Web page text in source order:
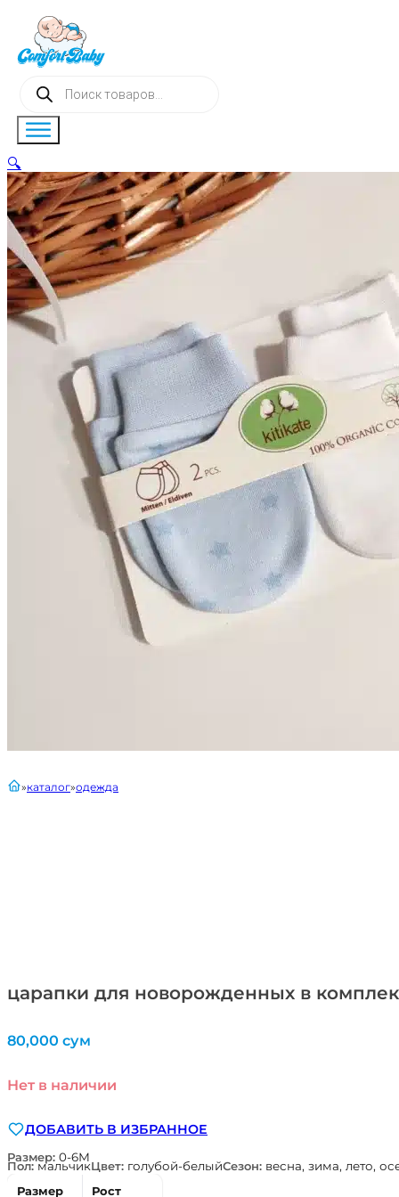
Поиск
товаров
царапки для новорожденных в
главнаякаталог одежда
80,000 сум
Нет в наличии
ДОБАВИТЬ В ИЗБРАННОЕ
Размер: 0-6М
Пол:мальчикЦвет: голубой-белыйСезон: весна, зима, лето,
Размер
Рост
🔍